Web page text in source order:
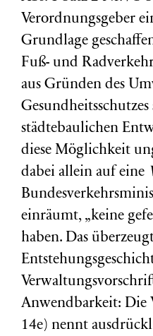
Verordnungsgeber
Grundlage
Fuß- und
aus Gründen des
städtebaulichen
diese Möglichkeit
dabei allein auf eine
einräumt, „keine
haben. Das
Anwendbarkeit: Die
14e) nennt